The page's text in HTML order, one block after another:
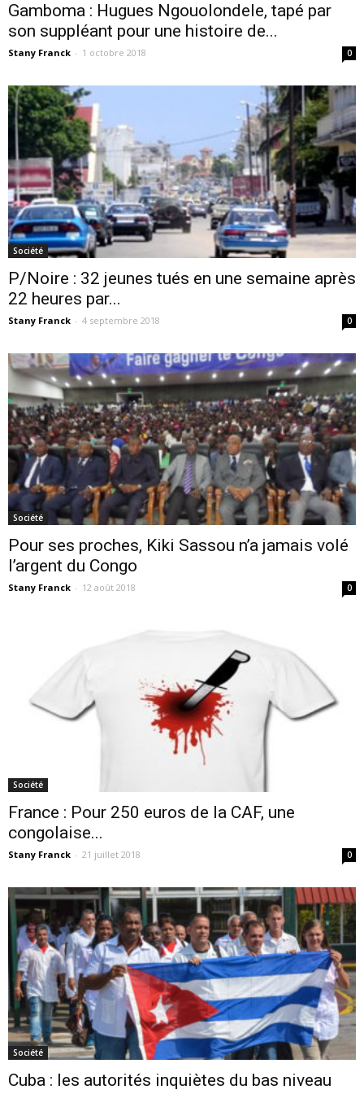
Gamboma : Hugues Ngouolondele, tapé par
son suppléant pour une histoire de...
Stany Franck - 1 octobre 2018 0
Société
P/Noire : 32 jeunes tués en une semaine après
22 heures par...
Stany Franck - 4 septembre 2018 0
Société
Pour ses proches, Kiki Sassou n’a jamais volé
l’argent du Congo
Stany Franck - 12 août 2018 0
Société
France : Pour 250 euros de la CAF, une
congolaise...
Stany Franck - 21 juillet 2018 0
Société
Cuba : les autorités inquiètes du bas niveau